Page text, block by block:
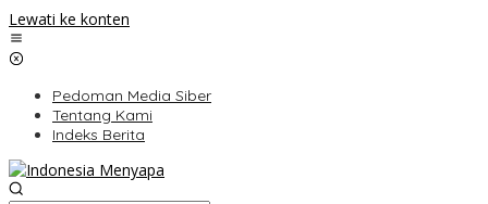
Lewati ke konten
Pedoman Media Siber
Tentang Kami
Indeks Berita